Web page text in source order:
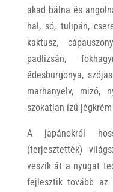
akad bálna és
hal, só, tulipán,
kaktusz,
padlizsán,
édesburgonya,
marhanyelv, mizó,
szokatlan ízű
A japánokról
(terjesztették)
veszik át a nyugat
fejlesztik tovább az